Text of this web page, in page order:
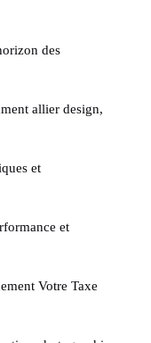
des
allier design,
et
et
Votre Taxe